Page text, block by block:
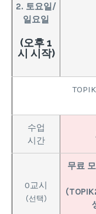
2. 토요일/
일요일
(오후 1
시 시작)
수업
시간
0교시
(선택)
무료